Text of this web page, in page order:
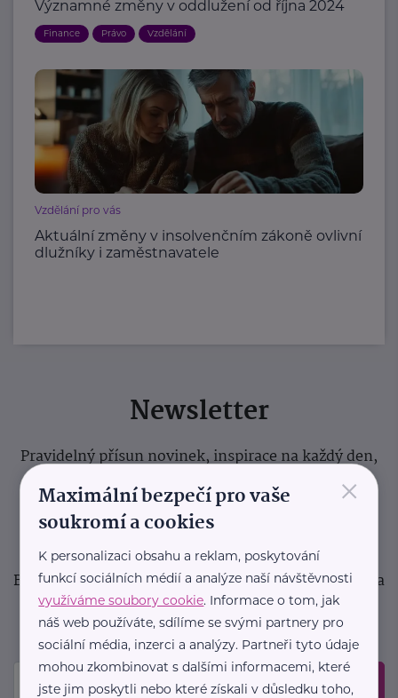
Významné změny v oddlužení od října 2024
Finance Právo Vzdělání
Vzdělání pro vás
Aktuální změny v insolvenčním zákoně ovlivní
dlužníky i zaměstnavatele
Newsletter
Pravidelný přísun novinek, inspirace na každý den,
podpora pro rodiče i sdílení zkušeností. Takový je
Newsletter webu eMaminy.cz. Přihlaste se k jeho
odběru a čtěte o tématech, které vám pomohou
v náročném období nebo zpříjemní rodinný život.
Buďte první, kdo se dozví o nových článcích, akcích a
událostech. Prosíme, potvrďte odběr ve vaší e-
mailové schránce.
Odeslat
×
Maximální bezpečí pro vaše
soukromí a cookies
K personalizaci obsahu a reklam, poskytování
funkcí sociálních médií a analýze naší návštěvnosti
využíváme soubory cookie. Informace o tom, jak
náš web používáte, sdílíme se svými partnery pro
sociální média, inzerci a analýzy. Partneři tyto údaje
mohou zkombinovat s dalšími informacemi, které
jste jim poskytli nebo které získali v důsledku toho,